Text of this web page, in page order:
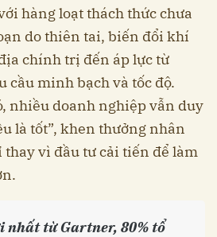
hàng loạt thách thức chưa
do thiên tai, biến đổi khí
chính trị đến áp lực từ
cầu minh bạch và tốc độ.
nhiều doanh nghiệp vẫn duy
là tốt”, khen thưởng nhân
vì đầu tư cải tiến để làm
nhất từ Gartner, 80% tổ